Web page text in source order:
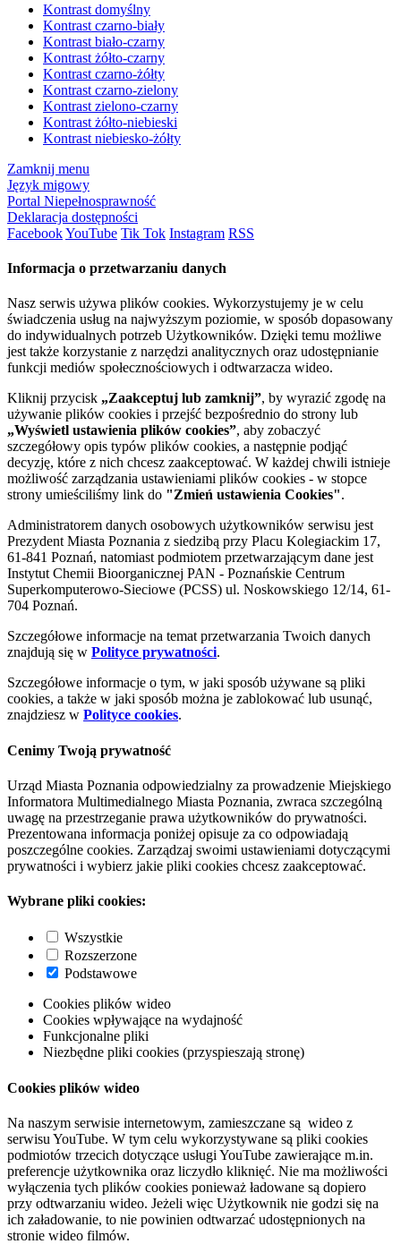
Kontrast domyślny
Kontrast czarno-biały
Kontrast biało-czarny
Kontrast żółto-czarny
Kontrast czarno-żółty
Kontrast czarno-zielony
Kontrast zielono-czarny
Kontrast żółto-niebieski
Kontrast niebiesko-żółty
Zamknij menu
Język migowy
Portal Niepełnosprawność
Deklaracja dostępności
FacebookYouTube Tik Tok Instagram RSS
Informacja o przetwarzaniu danych
Nasz serwis używa plików cookies. Wykorzystujemy je w celu
świadczenia usług na najwyższym poziomie, w sposób dopasowany
do indywidualnych potrzeb Użytkowników. Dzięki temu możliwe
jest także korzystanie z narzędzi analitycznych oraz udostępnianie
funkcji mediów społecznościowych i odtwarzacza wideo.
Kliknij przycisk „Zaakceptuj lub zamknij”, by wyrazić zgodę na
używanie plików cookies i przejść bezpośrednio do strony lub
„Wyświetl ustawienia plików cookies”, aby zobaczyć
szczegółowy opis typów plików cookies, a następnie podjąć
decyzję, które z nich chcesz zaakceptować. W każdej chwili istnieje
możliwość zarządzania ustawieniami plików cookies - w stopce
strony umieściliśmy link do "Zmień ustawienia Cookies".
Administratorem danych osobowych użytkowników serwisu jest
Prezydent Miasta Poznania z siedzibą przy Placu Kolegiackim 17,
61-841 Poznań, natomiast podmiotem przetwarzającym dane jest
Instytut Chemii Bioorganicznej PAN - Poznańskie Centrum
Superkomputerowo-Sieciowe (PCSS) ul. Noskowskiego 12/14, 61-
704 Poznań.
Szczegółowe informacje na temat przetwarzania Twoich danych
znajdują się w Polityce prywatności.
Szczegółowe informacje o tym, w jaki sposób używane są pliki
cookies, a także w jaki sposób można je zablokować lub usunąć,
znajdziesz w Polityce cookies.
Cenimy Twoją prywatność
Urząd Miasta Poznania odpowiedzialny za prowadzenie Miejskiego
Informatora Multimedialnego Miasta Poznania, zwraca szczególną
uwagę na przestrzeganie prawa użytkowników do prywatności.
Prezentowana informacja poniżej opisuje za co odpowiadają
poszczególne cookies. Zarządzaj swoimi ustawieniami dotyczącymi
prywatności i wybierz jakie pliki cookies chcesz zaakceptować.
Wybrane pliki cookies:
Wszystkie
Rozszerzone
Podstawowe
Cookies plików wideo
Cookies wpływające na wydajność
Funkcjonalne pliki
Niezbędne pliki cookies (przyspieszają stronę)
Cookies plików wideo
Na naszym serwisie internetowym, zamieszczane są wideo z
serwisu YouTube. W tym celu wykorzystywane są pliki cookies
podmiotów trzecich dotyczące usługi YouTube zawierające m.in.
preferencje użytkownika oraz liczydło kliknięć. Nie ma możliwości
wyłączenia tych plików cookies ponieważ ładowane są dopiero
przy odtwarzaniu wideo. Jeżeli więc Użytkownik nie godzi się na
ich załadowanie, to nie powinien odtwarzać udostępnionych na
stronie wideo filmów.